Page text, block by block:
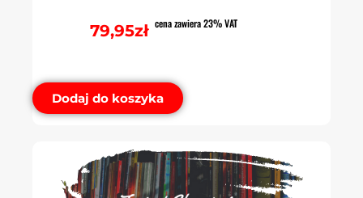
79,95zł cena zawiera 23% VAT
Dodaj do koszyka